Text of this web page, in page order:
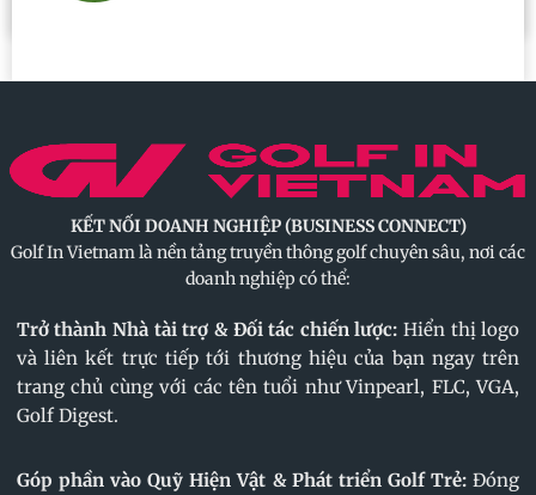
KẾT NỐI DOANH NGHIỆP (BUSINESS CONNECT)
Golf In Vietnam là nền tảng truyền thông golf chuyên sâu, nơi các
doanh nghiệp có thể:
Trở thành Nhà tài trợ & Đối tác chiến lược: Hiển thị logo
và liên kết trực tiếp tới thương hiệu của bạn ngay trên
trang chủ cùng với các tên tuổi như Vinpearl, FLC, VGA,
Golf Digest.
Góp phần vào Quỹ Hiện Vật & Phát triển Golf Trẻ: Đóng